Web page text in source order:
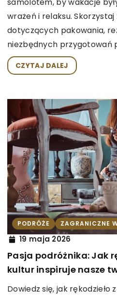
samolotem, by wakacje
wrażeń i relaksu.
dotyczących pakowania,
niezbędnych przygotowań
CZYTAJ DALEJ
PODRÓŻE ZAGRANICZNE
19 maja 2026
Pasja podróżnika: Jak
kultur inspiruje nasze
Dowiedz się, jak rękodzieło